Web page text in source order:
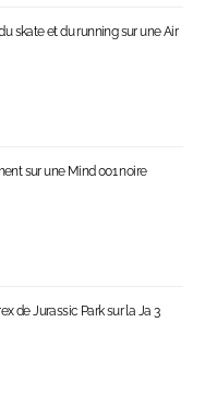
skate et du running sur une Air
sur une Mind 001 noire
de Jurassic Park sur la Ja 3